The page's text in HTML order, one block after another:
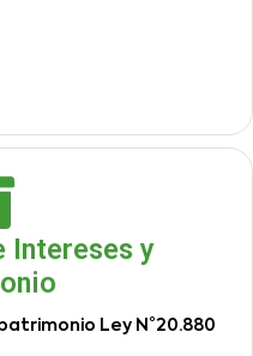
Intereses y
Ley N°20.880